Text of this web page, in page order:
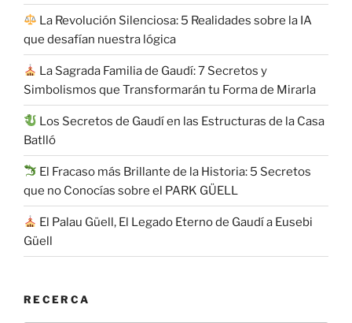
La Revolución Silenciosa: 5 Realidades sobre la IA
que desafían nuestra lógica
La Sagrada Familia de Gaudí: 7 Secretos y
Simbolismos que Transformarán tu Forma de Mirarla
Los Secretos de Gaudí en las Estructuras de la Casa
Batlló
El Fracaso más Brillante de la Historia: 5 Secretos
que no Conocías sobre el PARK GÜELL
El Palau Güell, El Legado Eterno de Gaudí a Eusebi
Güell
RECERCA